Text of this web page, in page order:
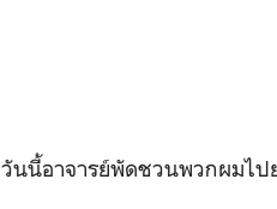
วันนี้อาจารย์พัดชวนพวกผมไป